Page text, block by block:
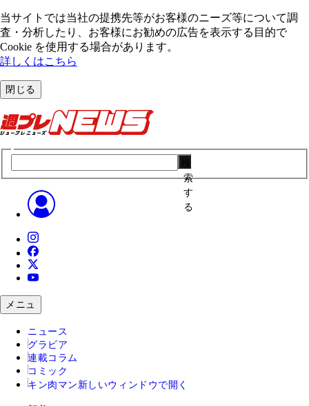
当サイトでは当社の提携先等がお客様のニーズ等について調
査・分析したり、お客様にお勧めの広告を表⽰する⽬的で
Cookie を使⽤する場合があります。
詳しくはこちら
閉じる
索
す
る
メニュ
ニュース
グラビア
連載コラム
コミック
キン肉マン 新しいウィンドウで開く